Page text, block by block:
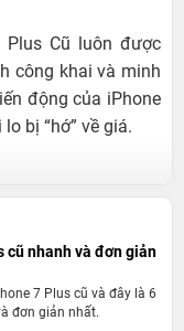
Cũ luôn được
công khai và minh
động của iPhone
bị “hớ” về giá.
cũ nhanh và đơn giản
7 Plus cũ và đây là 6
đơn giản nhất.